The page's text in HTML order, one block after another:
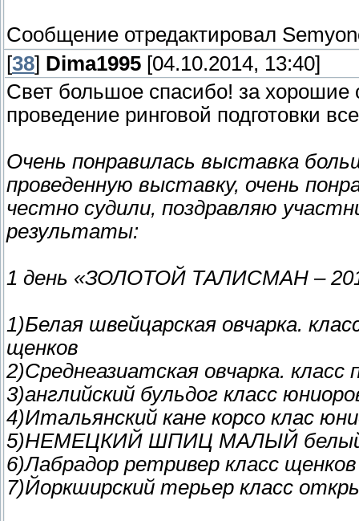
Сообщение отредактировал
[38] Dima1995 [04.10.2014, 13:40]
Свет большое спасибо! за хорошие
проведение ринговой подготовки
Очень понравилась выставка
проведенную выставку, очень
честно судили, поздравляю
результаты:
1 день «ЗОЛОТОЙ ТАЛИСМАН –
1)Белая швейцарская овчарка.
щенков
2)Среднеазиатская овчарка.
3)английский бульдог класс
4)Итальянский кане корсо клас
5)НЕМЕЦКИЙ ШПИЦ МАЛЫЙ белый
6)Лабрадор ретривер класс
7)Йоркширский терьер класс